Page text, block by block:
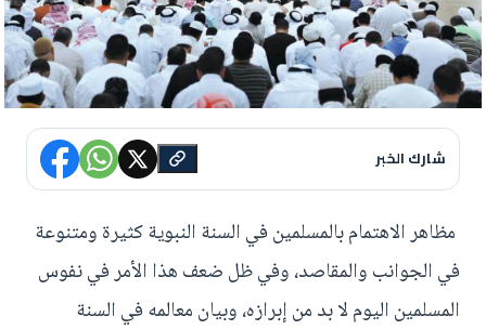
شارك الخبر
مظاهر الاهتمام بالمسلمين في السنة النبوية كثيرة ومتنوعة
في الجوانب والمقاصد، وفي ظل ضعف هذا الأمر في نفوس
المسلمين اليوم لا بد من إبرازه، وبيان معالمه في السنة